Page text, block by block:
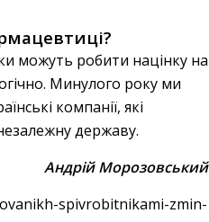
можуть робити націнку на
Минулого року ми
компанії, які
державу.
Андрій Морозовський
spivrobitnikami-zmin-